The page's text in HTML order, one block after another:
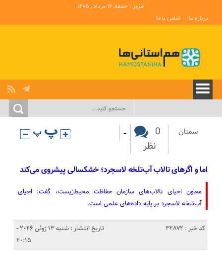
امروز : جمعه, ۱۶ مرداد , ۱۴۰۵
درباره ما
تماس با ما
سمنان
0
نظر
-
اما و اگرهای تالاب آب‌تلخه لاسجرد؛ خشکسالی پیشروی می‌کند
معاون احیای تالاب‌های سازمان حفاظت محیط‌زیست، گفت: احیای
آب‌تلخه لاسجرد بر پایه داده‌های علمی است.
کد خبر : 32872
تاریخ انتشار : شنبه 13 ژوئن 2026 -
20:15